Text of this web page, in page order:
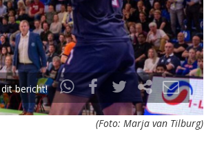
dit bericht!
(Foto: Marja van Tilburg)